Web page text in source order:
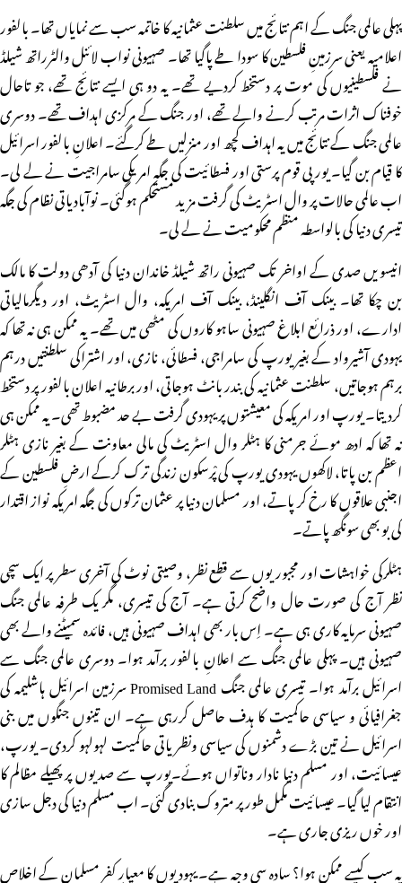
پہلی عالمی جنگ کے اہم نتائج میں سلطنت عثمانیہ کا خاتمہ سب سے نمایاں تھا۔ بالفور
اعلامیہ یعنی سرزمینِ فلسطین کا سودا طے پاگیا تھا۔ صہیونی نواب لائنل والٹرراتھ شیلڈ
نے فلسطینیوں کی موت پر دستخط کردیے تھے۔ یہ دو ہی ایسے نتائج تھے، جو تاحال
خوفناک اثرات مرتب کرنے والے تھے، اور جنگ کے مرکزی اہداف تھے۔ دوسری
عالمی جنگ کے نتائج میں یہ اہداف کچھ اور منزلیں طے کرگئے۔ اعلانِ بالفور اسرائیل
کا قیام بن گیا۔ یورپی قوم پرستی اور فسطائیت کی جگہ امریکی سامراجیت نے لے لی۔
اب عالمی حالات پر وال اسٹریٹ کی گرفت مزید مستحکم ہوگئی۔ نوآبادیاتی نظام کی جگہ
تیسری دنیا کی بالواسطہ منظم محکومیت نے لے لی۔
انیسویں صدی کے اواخر تک صہیونی راتھ شیلڈ خاندان دنیا کی آدھی دولت کا مالک
بن چکا تھا۔ بینک آف انگلینڈ، بینک آف امریکہ، وال اسٹریٹ، اور دیگرمالیاتی
ادارے، اور ذرائع ابلاغ صہیونی ساہو کاروں کی مٹھی میں تھے۔ یہ ممکن ہی نہ تھا کہ
یہودی آشیرواد کے بغیر یورپ کی سامراجی، فسطائی، نازی، اور اشتراکی سلطنتیں درہم
برہم ہوجاتیں، سلطنت عثمانیہ کی بندر بانٹ ہوجاتی، اور برطانیہ اعلان بالفور پر دستخط
کردیتا۔ یورپ اور امریکہ کی معیشتوں پر یہودی گرفت بے حد مضبوط تھی۔ یہ ممکن ہی
نہ تھا کہ ادھ موئے جرمنی کا ہٹلر وال اسٹریٹ کی مالی معاونت کے بغیر نازی ہٹلر
اعظم بن پاتا، لاکھوں یہودی یورپ کی پْرسکون زندگی ترک کرکے ارضِ فلسطین کے
اجنبی علاقوں کا رخ کر پاتے، اور مسلمان دنیا پر عثمان ترکوں کی جگہ امریکہ نواز اقتدار
کی بو بھی سونگھ پاتے۔
ہٹلرکی خواہشات اور مجبوریوں سے قطع نظر، وصیتی نوٹ کی آخری سطر پر ایک سچی
نظر آج کی صورت حال واضح کرتی ہے۔ آج کی تیسری، مگر یک طرفہ عالمی جنگ
صہیونی سرمایہ کاری ہی ہے۔ اِس بار بھی اہداف صہیونی ہیں، فائدہ سمیٹنے والے بھی
صہیونی ہیں۔ پہلی عالمی جنگ سے اعلانِ بالفور برآمد ہوا۔ دوسری عالمی جنگ سے
اسرائیل برآمد ہوا۔ تیسری عالمی جنگ Promised Land سرزمین اسرائیل ہاشلیمہ کی
جغرافیائی و سیاسی حاکمیت کا ہدف حاصل کررہی ہے۔ ان تینوں جنگوں میں بنی
اسرائیل نے تین بڑے دشمنوں کی سیاسی ونظریاتی حاکمیت لہولہو کردی۔ یورپ،
عیسائیت، اور مسلم دنیا نادار وناتواں ہوئے۔یورپ سے صدیوں پر پھیلے مظالم کا
انتقام لیا گیا۔ عیسائیت مکمل طور پر متروک بنادی گئی۔ اب مسلم دنیا کی دجل سازی
اور خوں ریزی جاری ہے۔
یہ سب کیسے ممکن ہوا؟ سادہ سی وجہ ہے۔ یہودیوں کا معیارِ کفر مسلمان کے اخلاصِ